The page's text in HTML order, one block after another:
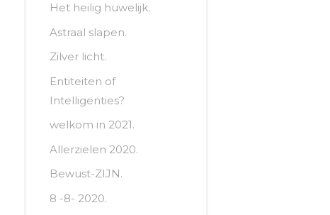
Het heilig huwelijk.
Astraal slapen.
Zilver licht.
Entiteiten of
Intelligenties?
welkom in 2021.
Allerzielen 2020.
Bewust-ZIJN.
8 -8- 2020.